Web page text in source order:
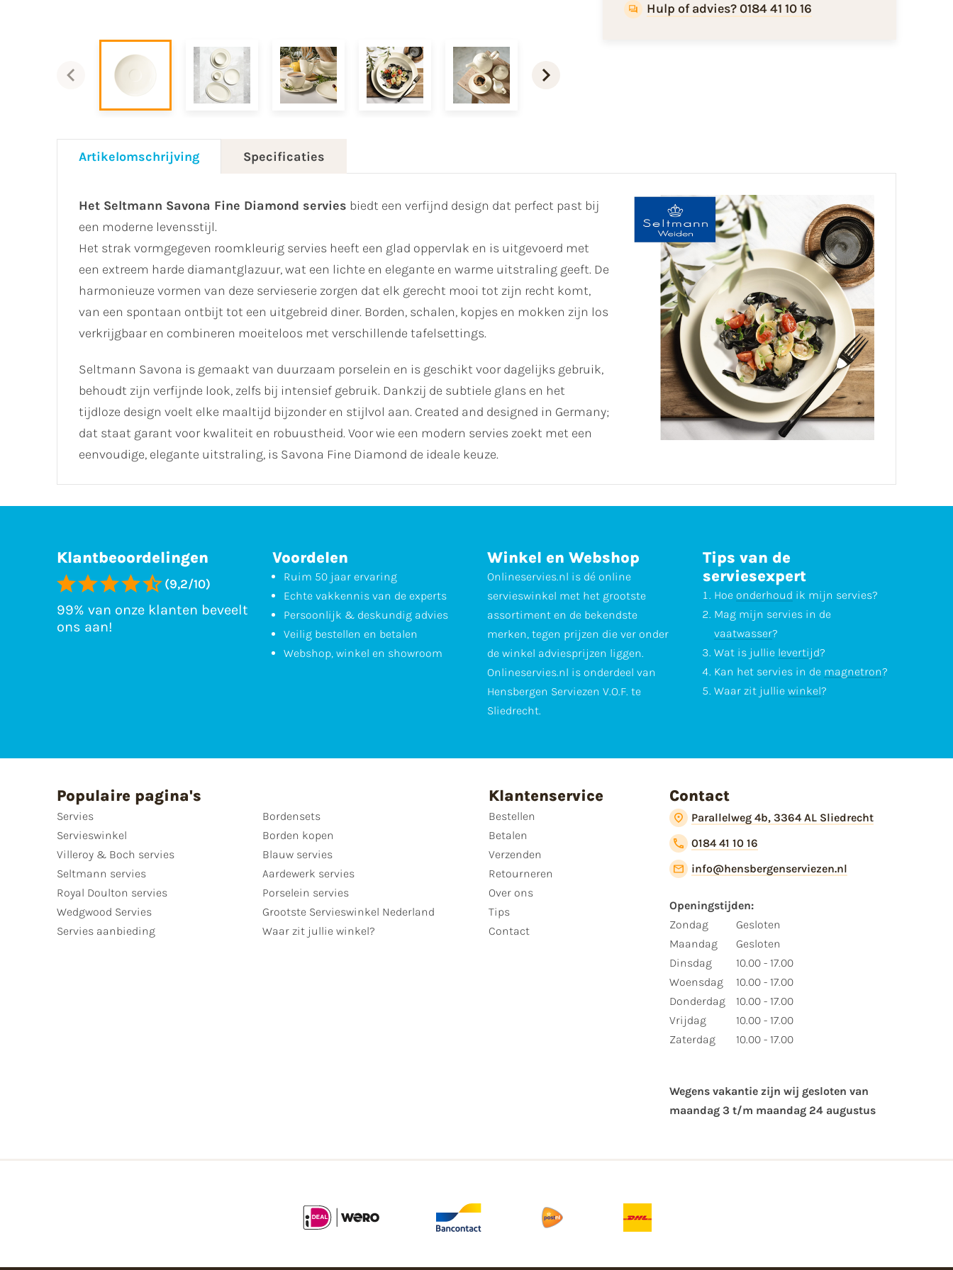
Hulp of advies? 0184 41 10 16
Artikelomschrijving Specificaties
Het Seltmann Savona Fine Diamond servies biedt een verfijnd design dat perfect past bij
een moderne levensstijl.
Het strak vormgegeven roomkleurig servies heeft een glad oppervlak en is uitgevoerd met
een extreem harde diamantglazuur, wat een lichte en elegante en warme uitstraling geeft. De
harmonieuze vormen van deze servieserie zorgen dat elk gerecht mooi tot zijn recht komt,
van een spontaan ontbijt tot een uitgebreid diner. Borden, schalen, kopjes en mokken zijn los
verkrijgbaar en combineren moeiteloos met verschillende tafelsettings.
Seltmann Savona is gemaakt van duurzaam porselein en is geschikt voor dagelijks gebruik,
behoudt zijn verfijnde look, zelfs bij intensief gebruik. Dankzij de subtiele glans en het
tijdloze design voelt elke maaltijd bijzonder en stijlvol aan. Created and designed in Germany;
dat staat garant voor kwaliteit en robuustheid. Voor wie een modern servies zoekt met een
eenvoudige, elegante uitstraling, is Savona Fine Diamond de ideale keuze.
Klantbeoordelingen
(9,2/10)
99% van onze klanten beveelt
ons aan!
Voordelen
Ruim 50 jaar ervaring
Echte vakkennis van de experts
Persoonlijk & deskundig advies
Veilig bestellen en betalen
Webshop, winkel en showroom
Winkel en Webshop
Onlineservies.nl is dé online
servieswinkel met het grootste
assortiment en de bekendste
merken, tegen prijzen die ver onder
de winkel adviesprijzen liggen.
Onlineservies.nl is onderdeel van
Hensbergen Serviezen V.O.F. te
Sliedrecht.
Tips van de
serviesexpert
Hoe onderhoud ik mijn servies?
Mag mijn servies in de
vaatwasser?
Wat is jullie levertijd?
Kan het servies in de magnetron?
Waar zit jullie winkel?
Populaire pagina's
Servies
Servieswinkel
Villeroy & Boch servies
Seltmann servies
Royal Doulton servies
Wedgwood Servies
Servies aanbieding
Bordensets
Borden kopen
Blauw servies
Aardewerk servies
Porselein servies
Grootste Servieswinkel Nederland
Waar zit jullie winkel?
Klantenservice
Bestellen
Betalen
Verzenden
Retourneren
Over ons
Tips
Contact
Contact
Parallelweg 4b, 3364 AL Sliedrecht
0184 41 10 16
info@hensbergenserviezen.nl
Openingstijden:
Zondag
Maandag
Dinsdag
Woensdag
Donderdag
Vrijdag
Zaterdag
Gesloten
Gesloten
10.00 - 17.00
10.00 - 17.00
10.00 - 17.00
10.00 - 17.00
10.00 - 17.00
Wegens vakantie zijn wij gesloten van ​
maandag 3 t/m maandag 24 augustus